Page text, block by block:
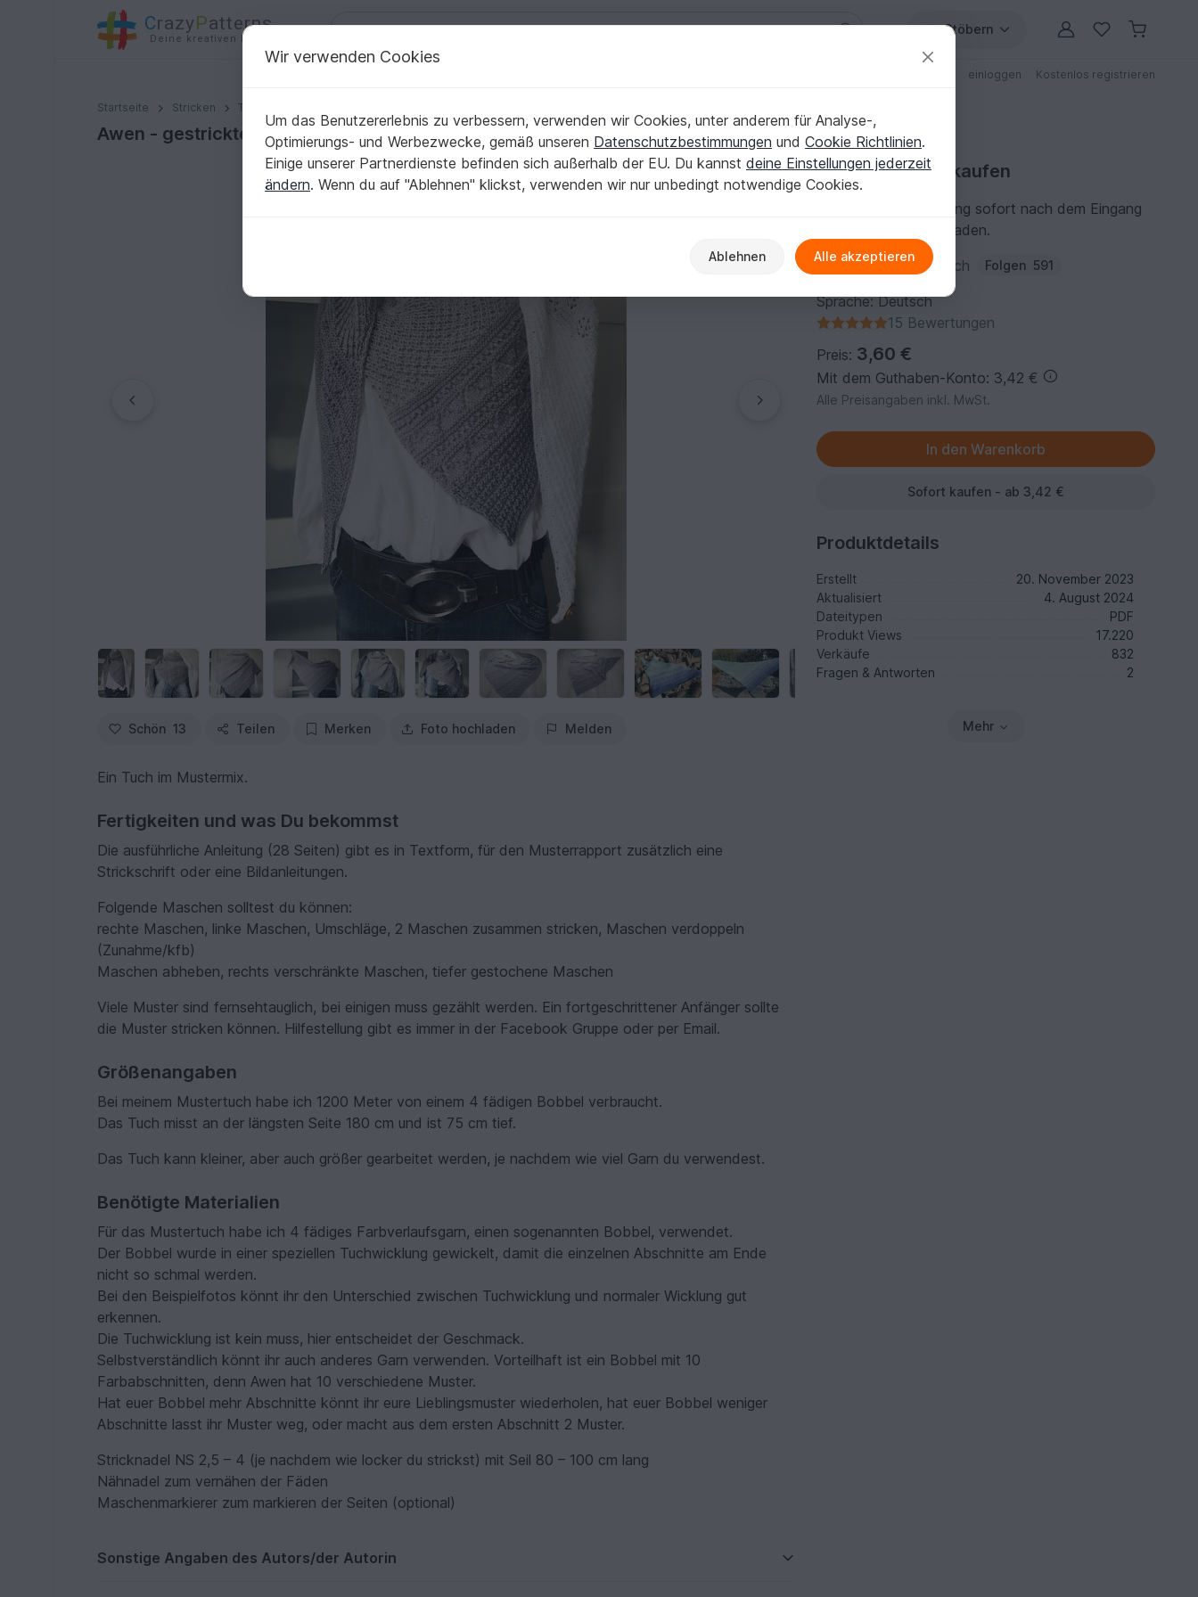
CrazyPatterns
Deine kreativen Ideen
Stöbern
einloggen Kostenlos registrieren
Startseite Stricken Tücher
Awen - gestricktes Tuch im Mustermix, fast symmetrisch, PDF Anleitung
Awen - gestricktes Tuch im Mustermix, fast symmetrisch, PDF Anleitung
Schön 13 Teilen Merken Foto hochladen Melden
Ein Tuch im Mustermix.
Fertigkeiten und was Du bekommst
Die ausführliche Anleitung (28 Seiten) gibt es in Textform, für den Musterrapport zusätzlich eine
Strickschrift oder eine Bildanleitungen.
Folgende Maschen solltest du können:
rechte Maschen, linke Maschen, Umschläge, 2 Maschen zusammen stricken, Maschen verdoppeln
(Zunahme/kfb)
Maschen abheben, rechts verschränkte Maschen, tiefer gestochene Maschen
Viele Muster sind fernsehtauglich, bei einigen muss gezählt werden. Ein fortgeschrittener Anfänger sollte
die Muster stricken können. Hilfestellung gibt es immer in der Facebook Gruppe oder per Email.
Größenangaben
Bei meinem Mustertuch habe ich 1200 Meter von einem 4 fädigen Bobbel verbraucht.
Das Tuch misst an der längsten Seite 180 cm und ist 75 cm tief.
Das Tuch kann kleiner, aber auch größer gearbeitet werden, je nachdem wie viel Garn du verwendest.
Benötigte Materialien
Für das Mustertuch habe ich 4 fädiges Farbverlaufsgarn, einen sogenannten Bobbel, verwendet.
Der Bobbel wurde in einer speziellen Tuchwicklung gewickelt, damit die einzelnen Abschnitte am Ende
nicht so schmal werden.
Bei den Beispielfotos könnt ihr den Unterschied zwischen Tuchwicklung und normaler Wicklung gut
erkennen.
Die Tuchwicklung ist kein muss, hier entscheidet der Geschmack.
Selbstverständlich könnt ihr auch anderes Garn verwenden. Vorteilhaft ist ein Bobbel mit 10
Farbabschnitten, denn Awen hat 10 verschiedene Muster.
Hat euer Bobbel mehr Abschnitte könnt ihr eure Lieblingsmuster wiederholen, hat euer Bobbel weniger
Abschnitte lasst ihr Muster weg, oder macht aus dem ersten Abschnitt 2 Muster.
Stricknadel NS 2,5 – 4 (je nachdem wie locker du strickst) mit Seil 80 – 100 cm lang
Nähnadel zum vernähen der Fäden
Maschenmarkierer zum markieren der Seiten (optional)
Sonstige Angaben des Autors/der Autorin
Strickanleitung kaufen
Du kannst die Anleitung sofort nach dem Eingang
der Zahlung herunterladen.
Autor: Mein-Farbrausch Folgen 591
Sprache: Deutsch
15 Bewertungen
Preis: 3,60 €
Mit dem Guthaben-Konto: 3,42 €
Alle Preisangaben inkl. MwSt.
Sofort kaufen - ab 3,42 €
Produktdetails
Erstellt
20. November 2023
Aktualisiert
4. August 2024
Dateitypen
PDF
Produkt Views
17.220
Verkäufe
832
Fragen & Antworten
2
Mehr
Wir verwenden Cookies
Um das Benutzererlebnis zu verbessern, verwenden wir Cookies, unter anderem für Analyse-,
Optimierungs- und Werbezwecke, gemäß unseren Datenschutzbestimmungen und Cookie Richtlinien.
Einige unserer Partnerdienste befinden sich außerhalb der EU. Du kannst deine Einstellungen jederzeit
ändern. Wenn du auf "Ablehnen" klickst, verwenden wir nur unbedingt notwendige Cookies.
Ablehnen Alle akzeptieren